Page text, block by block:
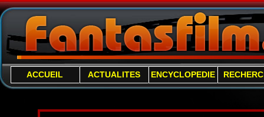
ACCUEIL ACTUALITES ENCYCLOPEDIE